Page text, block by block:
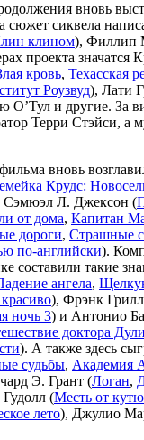
вновь
сюжет сиквела
клином), Филлип
проекта значатся
кровь, Техасская
Роузвуд), Лати
О’Тул и другие. За
Терри Стэйси, а
вновь
Крудс:
Сэмюэл Л. Джексон (
от дома, Капитан
дороги, Страшные
по-английски).
составили такие
ангела,
), Фрэнк
ночь 3) и Антонио
доктора
). А также здесь
судьбы, Академия
Э. Грант (Логан,
(Месть от
лето), Джулио